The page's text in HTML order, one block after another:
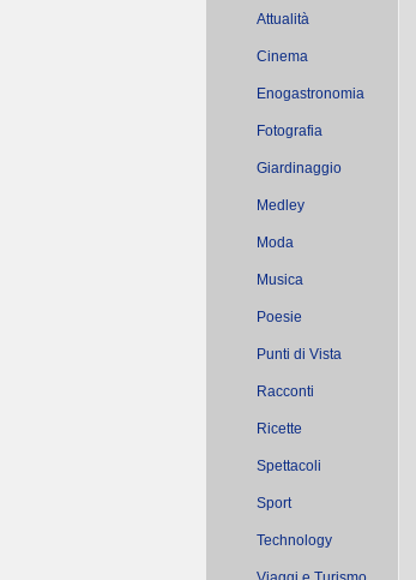
Attualità
Cinema
Enogastronomia
Fotografia
Giardinaggio
Medley
Moda
Musica
Poesie
Punti di Vista
Racconti
Ricette
Spettacoli
Sport
Technology